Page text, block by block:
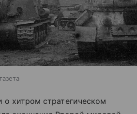
о хитром стратегическом